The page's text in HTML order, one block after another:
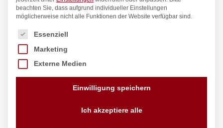
beachten Sie, dass aufgrund individueller Einstellungen
möglicherweise nicht alle Funktionen der Website verfügbar sind.
Es folgt eine Liste der Service-Gruppen, für die eine
Essenziell
Marketing
Externe Medien
Einwilligung speichern
Ich akzeptiere alle